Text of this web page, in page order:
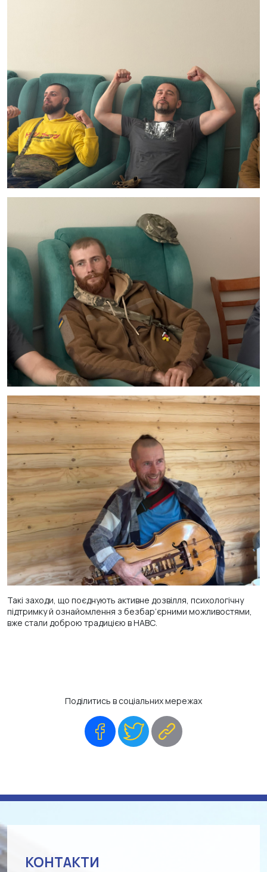
Такі заходи, що поєднують активне дозвілля, психологічну
підтримку й ознайомлення з безбар’єрними можливостями,
вже стали доброю традицією в НАВС.
Поділитись в соціальних мережах
FacebookTwitter
КОНТАКТИ